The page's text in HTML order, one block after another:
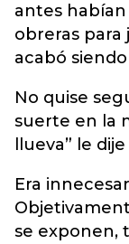
antes
obreras
acabó
No quise
suerte en la
llueva” le
Era
se exponen,